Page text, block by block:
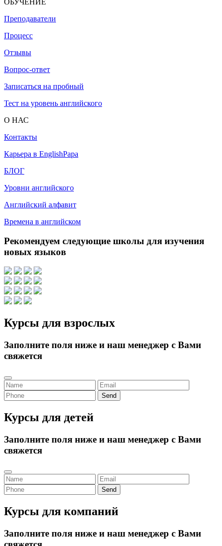
Преподаватели
Процесс
Отзывы
Вопрос-ответ
Записаться на пробный
Тест на уровень английского
О НАС
Контакты
Карьера в EnglishPapa
БЛОГ
Уровни английского
Английский алфавит
Времена в английском
Рекомендуем следующие школы для изучения
новых языков
Курсы для взрослых
Заполните поля ниже и наш менеджер с Вами
свяжется
Send
Курсы для детей
Заполните поля ниже и наш менеджер с Вами
свяжется
Send
Курсы для компаний
Заполните поля ниже и наш менеджер с Вами